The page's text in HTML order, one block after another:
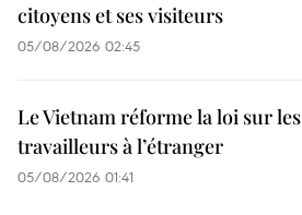
citoyens et ses visiteurs
05/08/2026 02:45
Le Vietnam réforme la loi sur les
travailleurs à l’étranger
05/08/2026 01:41